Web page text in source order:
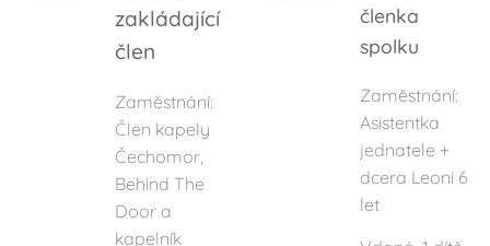
zakládající
člen
Zaměstnání:
Člen kapely
Čechomor,
Behind The
Door a
kapelník
členka
spolku
Zaměstnání:
Asistentka
jednatele +
dcera Leoni 6
let